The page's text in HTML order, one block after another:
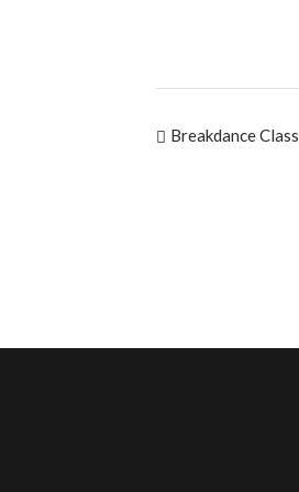
Breakdance Class